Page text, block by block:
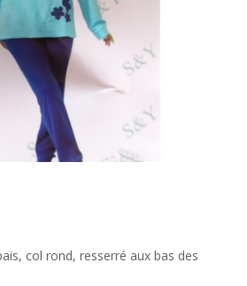
col rond, resserré aux bas des